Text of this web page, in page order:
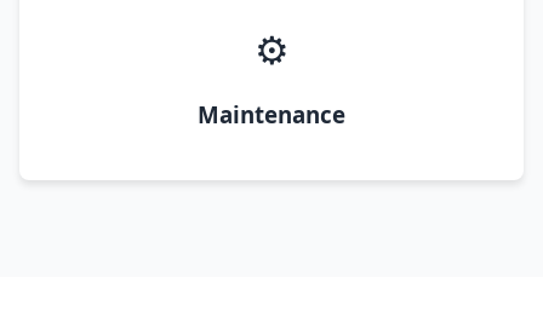
⚙️
Maintenance